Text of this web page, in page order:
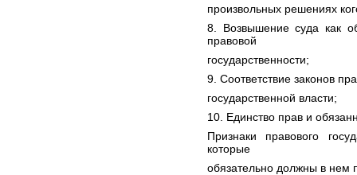
произвольных решениях
8. Возвышение суда как
правовой
государственности;
9. Соответствие законов
государственной власти;
10. Единство прав и
Признаки правового
которые
обязательно должны в нем